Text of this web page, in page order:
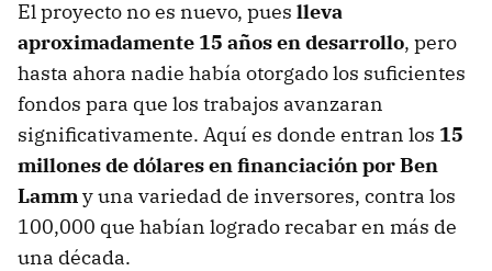
El proyecto no es nuevo, pues lleva
aproximadamente 15 años en desarrollo, pero
hasta ahora nadie había otorgado los suficientes
fondos para que los trabajos avanzaran
significativamente. Aquí es donde entran los 15
millones de dólares en financiación por Ben
Lammy una variedad de inversores, contra los
100,000 que habían logrado recabar en más de
una década.